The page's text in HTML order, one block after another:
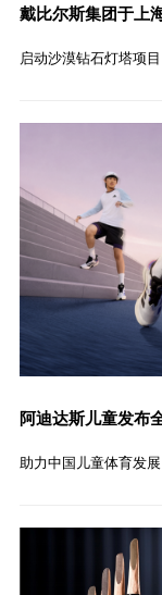
戴比尔斯集团于上
启动沙漠钻石灯塔项目
阿迪达斯儿童发布
助力中国儿童体育发展